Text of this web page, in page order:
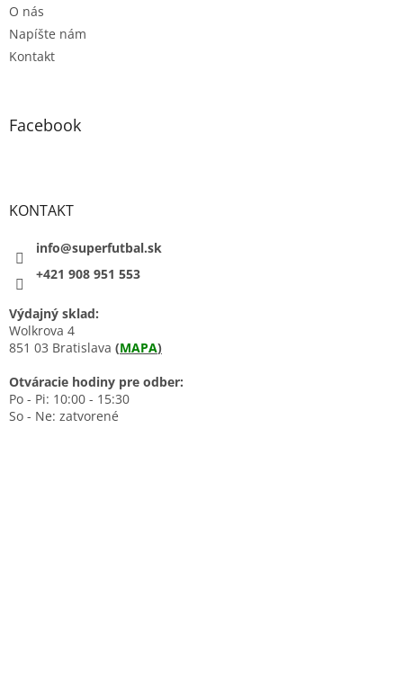
O nás
Napíšte nám
Kontakt
Facebook
KONTAKT
info@superfutbal.sk
+421 908 951 553
Výdajný sklad:
Wolkrova 4
851 03 Bratislava (MAPA)
Otváracie hodiny pre odber:
Po - Pi: 10:00 - 15:30
So - Ne: zatvorené